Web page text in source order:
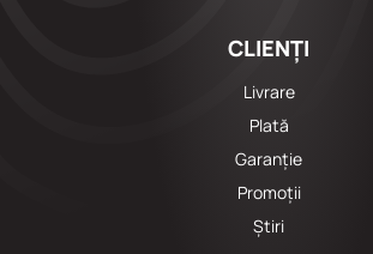
CLIENȚI
Livrare
Plată
Garanție
Promoții
Știri